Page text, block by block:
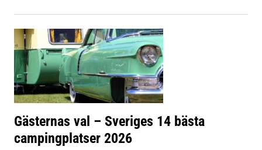
Gästernas val – Sveriges 14 bästa
campingplatser 2026